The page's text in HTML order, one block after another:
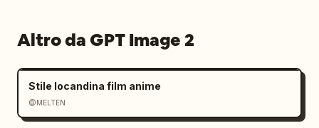
Altro da GPT Image 2
Stile locandina film anime
@MELTEN